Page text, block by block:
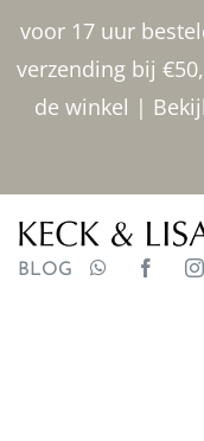
voor 17 uur
verzending bij
de winkel |
inhoud
BLOG